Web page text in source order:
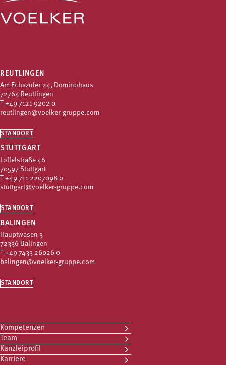
REUTLINGEN
Am Echazufer 24, Dominohaus
72764 Reutlingen
+49 7121 9202 0
reutlingen@voelker-gruppe.com
STANDORT
STUTTGART
Löffelstraße 46
70597 Stuttgart
+49 711 2207098 0
stuttgart@voelker-gruppe.com
STANDORT
BALINGEN
Hauptwasen 3
72336 Balingen
+49 7433 26026 0
balingen@voelker-gruppe.com
STANDORT
Kompetenzen
Team
Kanzleiprofil
Karriere